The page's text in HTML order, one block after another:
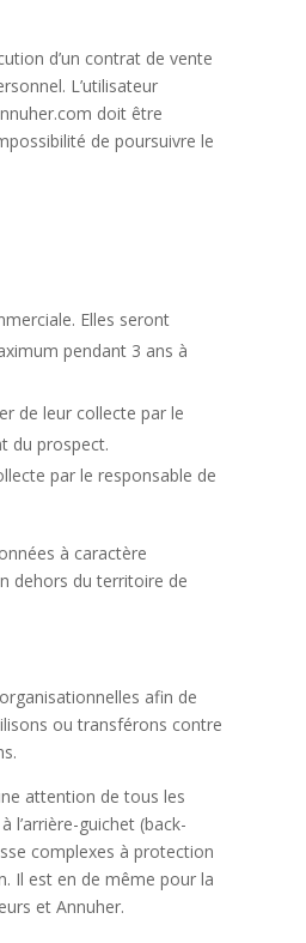
d’un contrat de vente
L’utilisateur
doit être
de poursuivre le
Elles seront
pendant 3 ans à
de leur collecte par le
du prospect.
par le responsable de
à caractère
dehors du territoire de
afin de
ou transférons contre
attention de tous les
l’arrière-guichet (back-
complexes à protection
Il est en de même pour la
etAnnuher.